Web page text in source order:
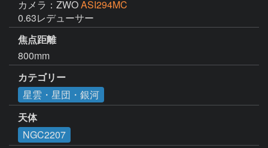
カメラ：ZWOASI294MC
0.63レデューサー
焦点距離
800mm
カテゴリー
星雲・星団・銀河
天体
NGC2207